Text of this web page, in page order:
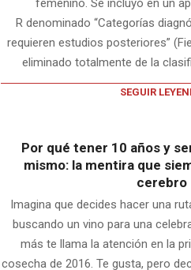
femenino. Se incluyó en un
R denominado “Categorías
requieren estudios posteriores”
eliminado totalmente de la
SEGUIR
Por qué tener 10 años y
mismo: la mentira que
cerebro
Imagina que decides hacer una
buscando un vino para una
más te llama la atención en la
cosecha de 2016. Te gusta, pero